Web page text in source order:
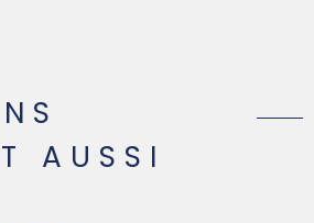
AUSSI